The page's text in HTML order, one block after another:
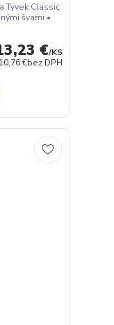
Tyvek Classic
švami •
€/KS
10,76 €bez DPH